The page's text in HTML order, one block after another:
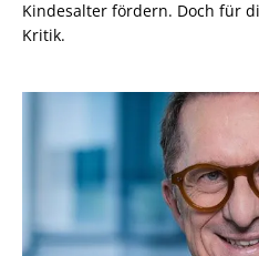
Kindesalter fördern. Doch für
Kritik.